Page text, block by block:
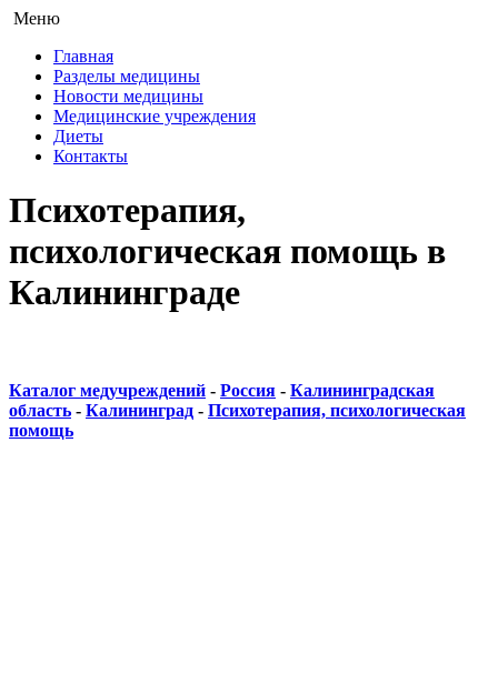
Меню
Главная
Разделы медицины
Новости медицины
Медицинские учреждения
Диеты
Контакты
Психотерапия,
психологическая помощь в
Калининграде
Каталог медучреждений - Россия - Калининградская
область - Калининград - Психотерапия, психологическая
помощь